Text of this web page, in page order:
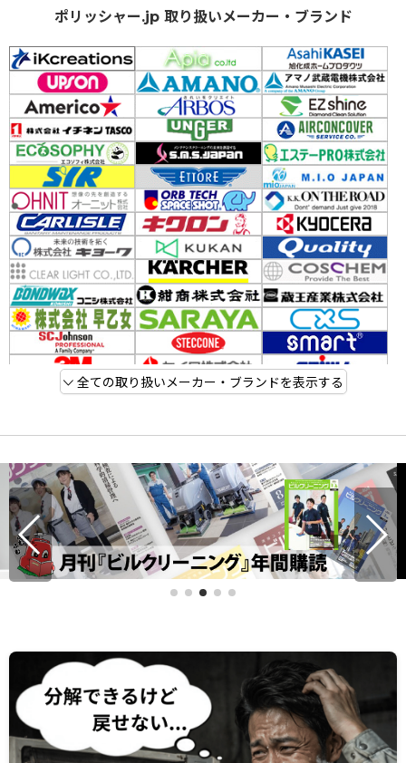
ポリッシャー.jp 取り扱いメーカー・ブランド
全ての取り扱いメーカー・ブランドを表示する